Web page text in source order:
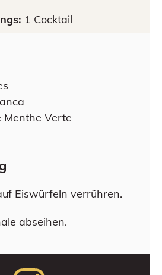
1 Cocktail
Menthe Verte
Eiswürfeln verrühren.
abseihen.